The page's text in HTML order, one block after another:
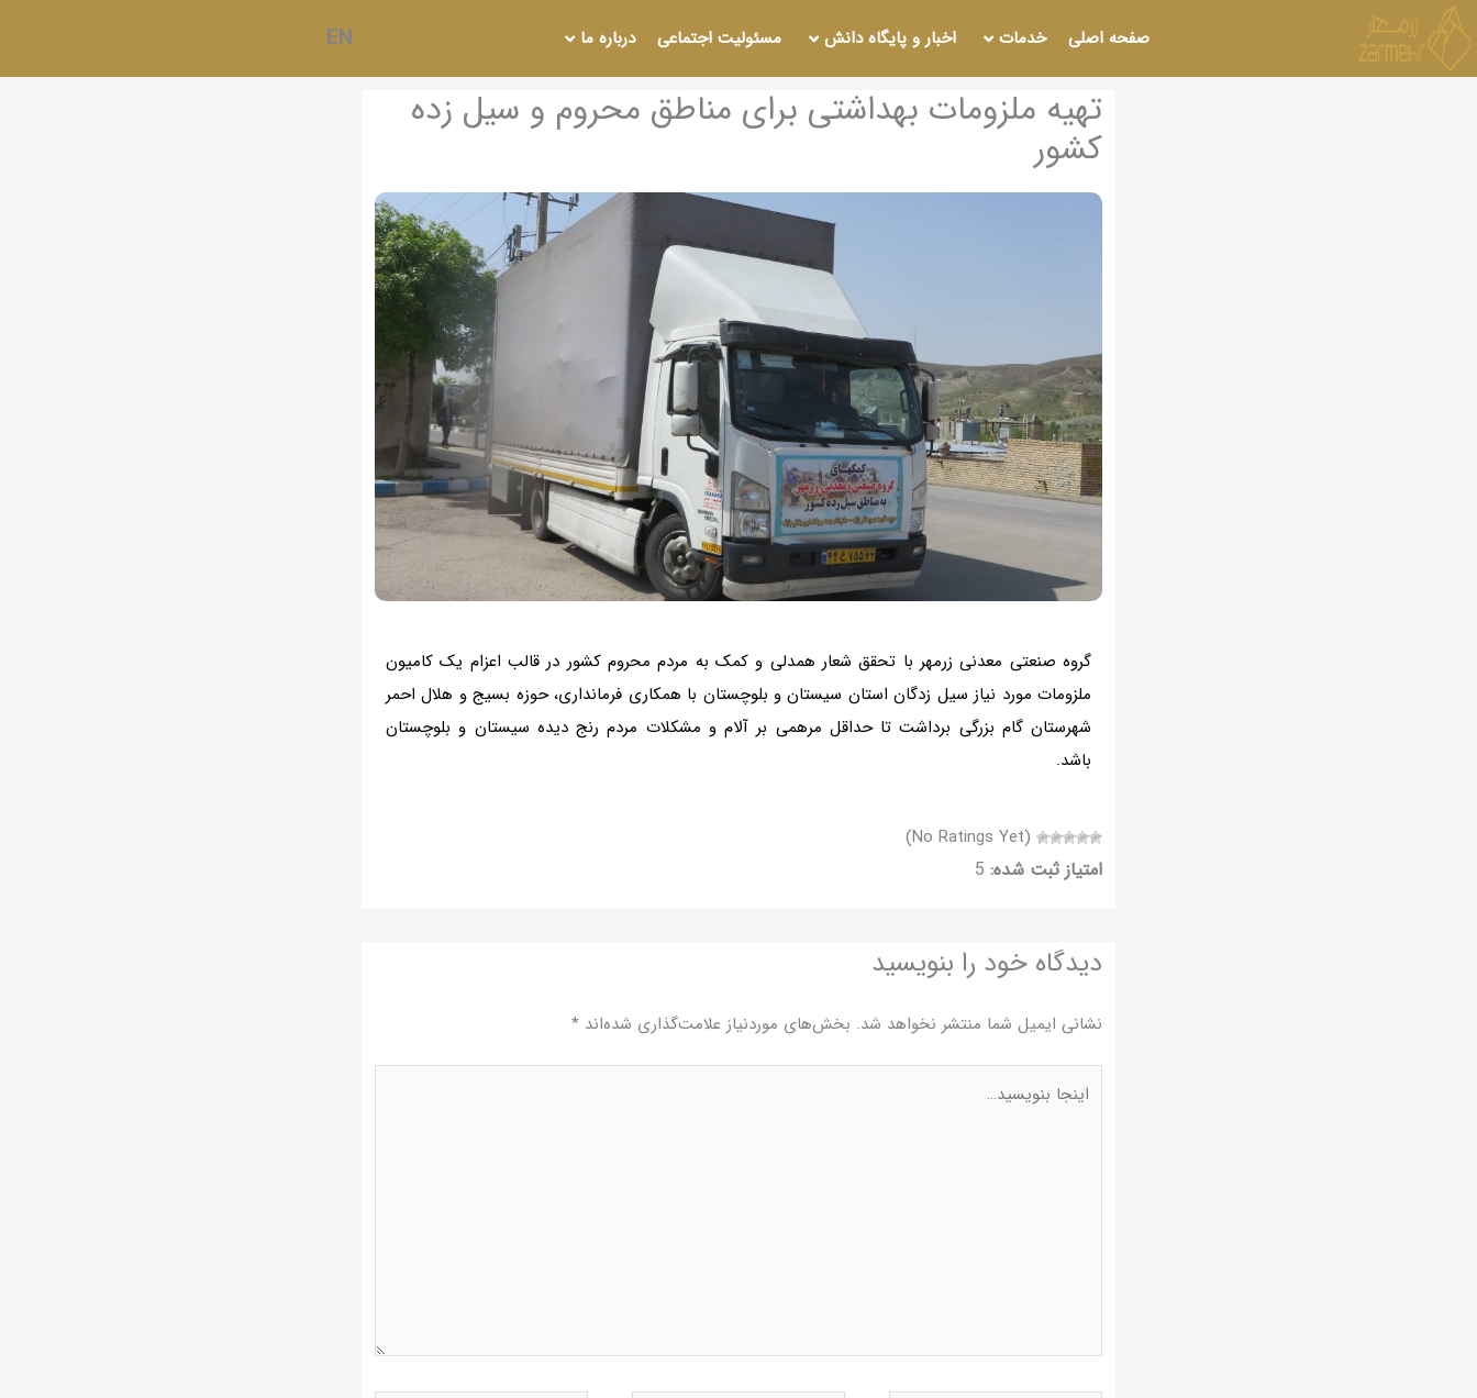
پرش
به
محتوا
صفحه اصلی خدمات اخبار و پایگاه دانش مسئوليت اجتماعی درباره ما EN
تهیه ملزومات بهداشتی برای مناطق محروم و سیل زده
کشور
گروه صنعتی معدنی زرمهر با تحقق شعار همدلی و کمک به مردم محروم کشور در قالب اعزام یک کامیون
ملزومات مورد نیاز سیل زدگان استان سیستان و بلوچستان با همکاری فرمانداری، حوزه بسیج و هلال احمر
شهرستان گام بزرگی برداشت تا حداقل مرهمی بر آلام و مشکلات مردم رنج دیده سیستان و بلوچستان
باشد.
(No Ratings Yet)
امتیاز ثبت شده:
دیدگاه‌ خود را بنویسید
نشانی ایمیل شما منتشر نخواهد شد. بخش‌های موردنیاز علامت‌گذاری شده‌اند *
اینجا